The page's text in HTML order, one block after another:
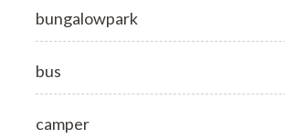
bungalowpark
bus
camper